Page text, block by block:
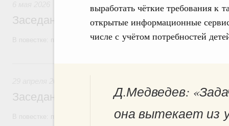
выработать чёткие требования к
открытые информационные
числе с учётом потребностей
Д.Медведев:
она вытекает из
Заседание Правительства (2026 год,
В повестке: проекты федеральных законов, бюджетные
Заседание Правительства (2026 год,
В повестке: проекты федеральных законов.